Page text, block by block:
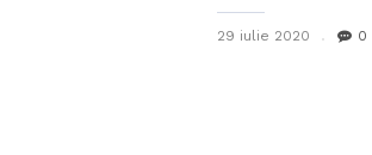
29 iulie 2020 0